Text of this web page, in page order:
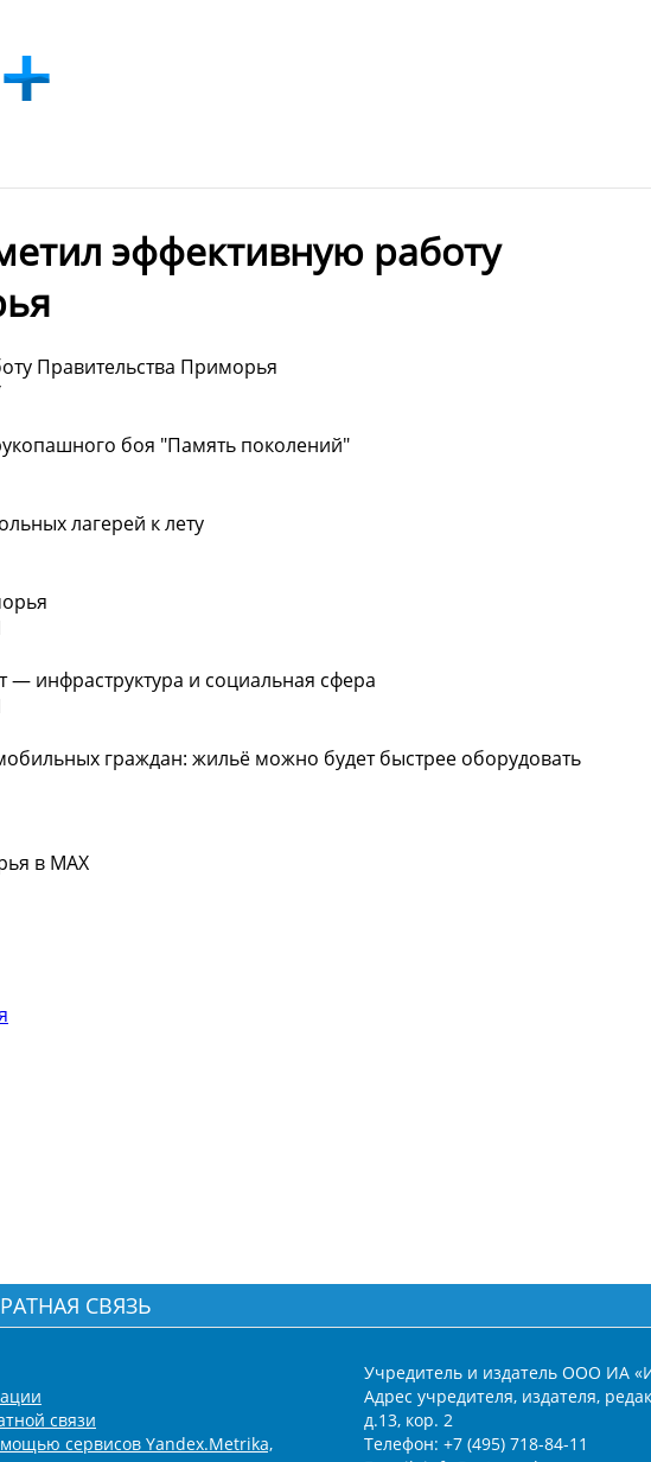
эффективную работу
Правительства Приморья
боя "Память поколений"
лагерей к лету
инфраструктура и социальная сфера
граждан: жильё можно будет быстрее оборудовать
в MAX
СВЯЗЬ
связи
сервисов Yandex.Metrika,
Учредитель и издатель ООО ИА
Адрес учредителя, издателя,
д.13, кор. 2
Телефон: +7 (495) 718-84-11